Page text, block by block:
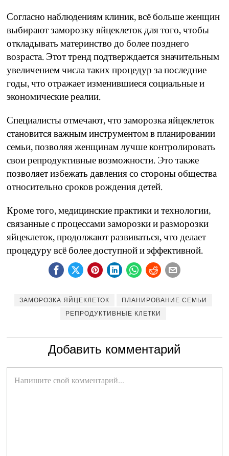
Согласно наблюдениям клиник, всё больше женщин
выбирают заморозку яйцеклеток для того, чтобы
откладывать материнство до более позднего
возраста. Этот тренд подтверждается значительным
увеличением числа таких процедур за последние
годы, что отражает изменившиеся социальные и
экономические реалии.
Специалисты отмечают, что заморозка яйцеклеток
становится важным инструментом в планировании
семьи, позволяя женщинам лучше контролировать
свои репродуктивные возможности. Это также
позволяет избежать давления со стороны общества
относительно сроков рождения детей.
Кроме того, медицинские практики и технологии,
связанные с процессами заморозки и разморозки
яйцеклеток, продолжают развиваться, что делает
процедуру всё более доступной и эффективной.
ЗАМОРОЗКА ЯЙЦЕКЛЕТОК
ПЛАНИРОВАНИЕ СЕМЬИ
РЕПРОДУКТИВНЫЕ КЛЕТКИ
Добавить комментарий